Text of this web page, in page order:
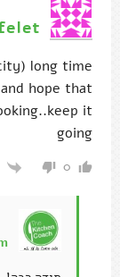
long time
hope that
it
going
0